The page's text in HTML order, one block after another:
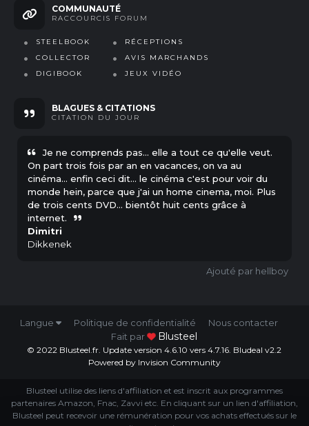
COMMUNAUTÉ
RACCOURCIS FORUM
STEELBOOK
COLLECTOR
DIGIBOOK
RÉCEPTIONS
AVIS MARCHANDS
JEUX VIDÉO
BLAGUES & CITATIONS
CITATION DU JOUR
Je ne comprends pas... elle a tout ce qu'elle veut.
On part trois fois par an en vacances, on va au
cinéma... enfin ceci dit... le cinéma c'est pour voir du
monde hein, parce que j'ai un home cinema, moi. Plus
de trois cents DVD... bientôt huit cents grâce à
internet.
Dimitri
Dikkenek
hellboy
Langue Politique de confidentialité
Nous contacter
Fait par
Blusteel
© 2022 Blusteel.fr. Update version 4.6.10 vers 4.7.16. Bludeal v2.2
Powered by Invision Community
Blusteel utilise des liens d'affiliation et est inscrit aux programmes
partenaires Amazon, Fnac, Zavvi etc. En cliquant sur un lien d'affiliation,
Blusteel peut recevoir une rémunération pour vos achats effectués sur le